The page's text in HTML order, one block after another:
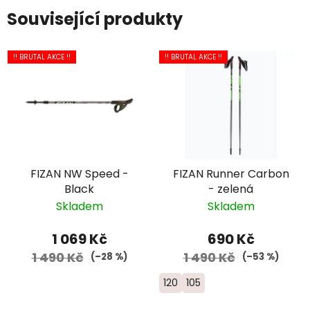
Související produkty
!! BRUTAL AKCE !!
FIZAN NW Speed -
Black
Skladem
1 069 Kč
1 490 Kč (–28 %)
!! BRUTAL AKCE !!
FIZAN Runner Carbon
- zelená
Skladem
690 Kč
1 490 Kč (–53 %)
120 105